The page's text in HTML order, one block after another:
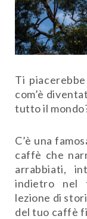
Ti
com’è
tutto il
C’è una
caffè che
arrabbiati,
indietro nel
lezione di
del tuo caffè